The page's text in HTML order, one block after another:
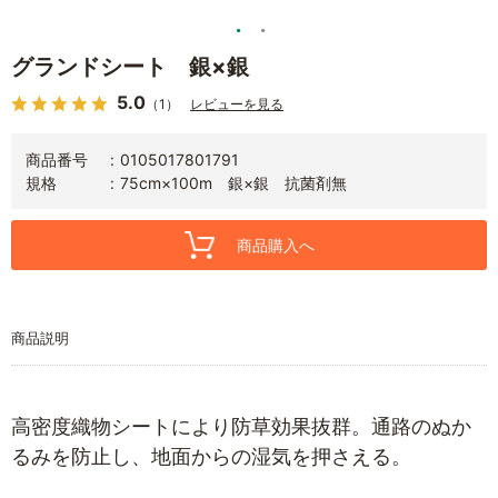
グランドシート 銀×銀
5.0 （1） レビューを見る
商品番号
0105017801791
規格
75cm×100m 銀×銀 抗菌剤無
商品購入へ
商品説明
高密度織物シートにより防草効果抜群。通路のぬか
るみを防止し、地面からの湿気を押さえる。